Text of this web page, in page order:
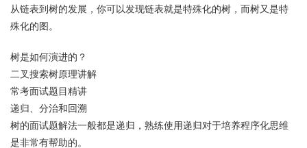
从链表到树的发展，你可以发现链表就是特殊化的树，而树又是特
殊化的图。
树是如何演进的？
二叉搜索树原理讲解
常考面试题目精讲
递归、分治和回溯
树的面试题解法一般都是递归，熟练使用递归对于培养程序化思维
是非常有帮助的。